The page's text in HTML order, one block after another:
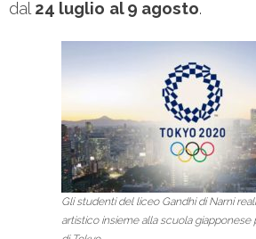
dal 24 luglio al 9 agosto.
Gli studenti del liceo Gandhi di Narni
artistico insieme alla scuola giapponese